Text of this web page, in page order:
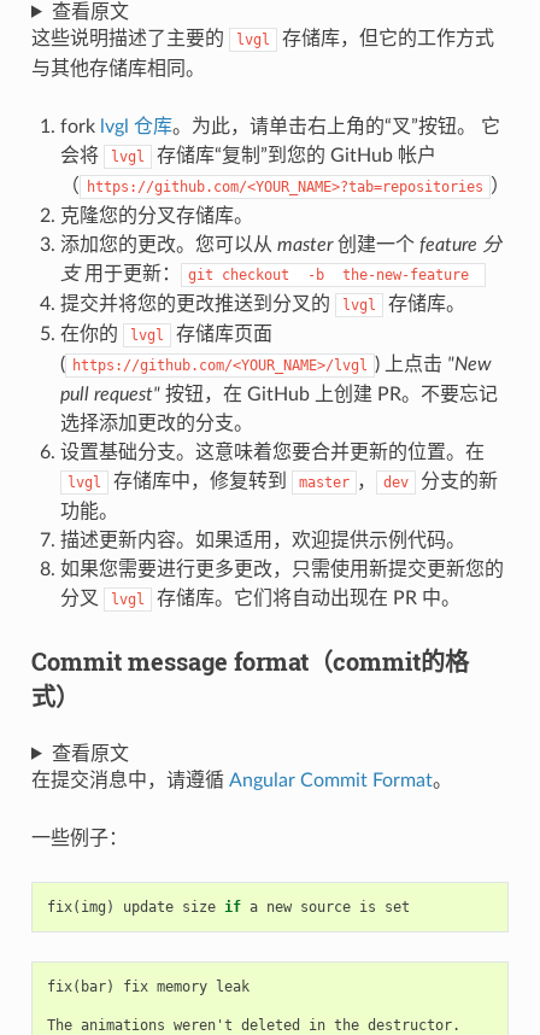
查看原文
这些说明描述了主要的
lvgl
存储库，但它的工作方式
与其他存储库相同。
fork lvgl 仓库。为此，请单击右上角的“叉”按钮。 它
会将
lvgl
存储库“复制”到您的 GitHub 帐户
（
https://github.com/<YOUR_NAME>?tab=repositories
）
克隆您的分叉存储库。
添加您的更改。您可以从 master创建一个 feature 分
支用于更新： git checkout -b the-new-feature
提交并将您的更改推送到分叉的 lvgl
存储库。
在你的
lvgl
存储库页面
( https://github.com/<YOUR_NAME>/lvgl ) 上点击 "New
pull request"按钮，在 GitHub 上创建 PR。不要忘记
选择添加更改的分支。
设置基础分支。这意味着您要合并更新的位置。在
lvgl 存储库中，修复转到 master ， dev
分支的新
功能。
描述更新内容。如果适用，欢迎提供示例代码。
如果您需要进行更多更改，只需使用新提交更新您的
分叉
lvgl 存储库。它们将自动出现在 PR 中。
Commit message format（commit的格
式）
查看原文
在提交消息中，请遵循 Angular Commit Format。
一些例子：
fix( img ) update size if a new source is set
fix(bar) fix memory leak
The animations weren't deleted in the destructor.